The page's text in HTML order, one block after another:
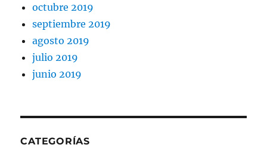
octubre 2019
septiembre 2019
agosto 2019
julio 2019
junio 2019
CATEGORÍAS